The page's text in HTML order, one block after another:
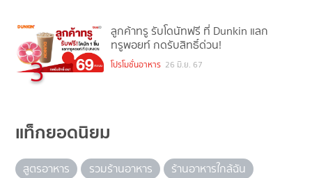
3
ลูกค้าทรู รับโดนัทฟรี ที่ Dunkin แลก
ทรูพอยท์ กดรับสิทธิ์ด่วน!
โปรโมชั่นอาหาร 26 มิ.ย. 67
แท็กยอดนิยม
สูตรอาหาร รวมร้านอาหาร
ร้านอาหารใกล้ฉัน